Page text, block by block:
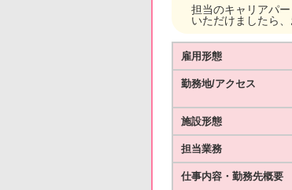
担当のキャリアパ
いただけましたら
雇用形態
勤務地/アクセス
施設形態
担当業務
仕事内容・勤務先概要